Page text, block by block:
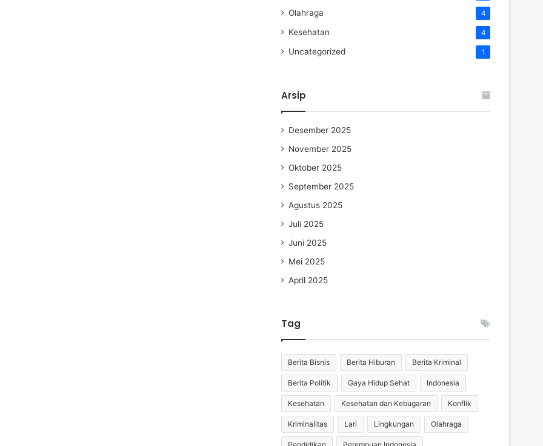
Olahraga 4
Kesehatan 4
Uncategorized 1
Arsip
Desember 2025
November 2025
Oktober 2025
September 2025
Agustus 2025
Juli 2025
Juni 2025
Mei 2025
April 2025
Tag
Berita Bisnis Berita Hiburan Berita Kriminal
Berita Politik Gaya Hidup Sehat Indonesia
Kesehatan Kesehatan dan Kebugaran Konflik
Kriminalitas Lari Lingkungan Olahraga